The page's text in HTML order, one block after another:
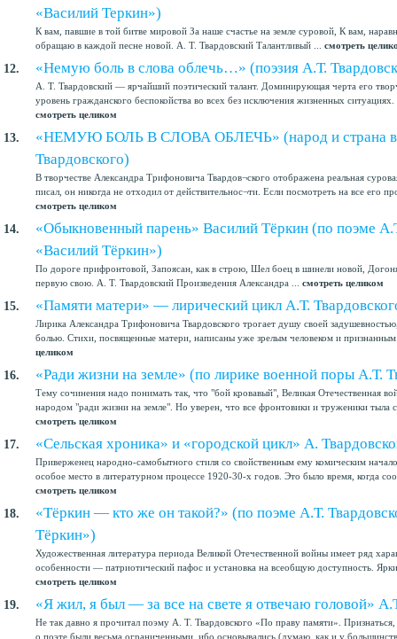
«Василий Теркин»)
К вам, павшие в той битве мировой За наше счастье на земле суровой, К вам,
обращаю в каждой песне новой. А. Т. Твардовский Талантливый ... смотреть
12. «Немую боль в слова облечь…» (поэзия А.Т.
А. Т. Твардовский — ярчайший поэтический талант. Доминирующая черта его
уровень гражданского беспокойства во всех без исключения жизненных ситуациях.
смотреть целиком
13.
«НЕМУЮ БОЛЬ В СЛОВА ОБЛЕЧЬ» (народ и страна в
Твардовского)
В творчестве Александра Трифоновича Твардов¬ского отображена реальная
писал, он никогда не отходил от действительнос¬ти. Если посмотреть на все его
смотреть целиком
14.
«Обыкновенный парень» Василий Тёркин (по поэме
«Василий Тёркин»)
По дороге прифронтовой, Запоясан, как в строю, Шел боец в шинели новой,
первую свою. А. Т. Твардовский Произведения Александра ... смотреть целиком
15. «Памяти матери» — лирический цикл А.Т.
Лирика Александра Трифоновича Твардовского трогает душу своей
болью. Стихи, посвященные матери, написаны уже зрелым человеком и
целиком
16. «Ради жизни на земле» (по лирике военной поры А.Т.
Тему сочинения надо понимать так, что "бой кровавый", Великая Отечественная
народом "ради жизни на земле". Но уверен, что все фронтовики и труженики тыла
смотреть целиком
17. «Сельская хроника» и «городской цикл» А.
Приверженец народно-самобытного стиля со свойственным ему комическим
особое место в литературном процессе 1920-30-х годов. Это было время, когда
смотреть целиком
18.
«Тёркин — кто же он такой?» (по поэме А.Т.
Тёркин»)
Художественная литература периода Великой Отечественной войны имеет ряд
особенности — патриотический пафос и установка на всеобщую доступность.
смотреть целиком
19. «Я жил, я был — за все на свете я отвечаю головой»
Не так давно я прочитал поэму А. Т. Твардовского «По праву памяти».
о поэте были весьма ограниченными, ибо основывались (думаю, как и у